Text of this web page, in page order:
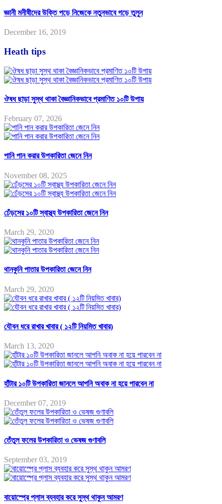
জ্ঞানী মনীষীদের উক্তি পড়ে নিজেকে নতুনভাবে গড়ে তুলুন
December 16, 2019
Heath tips
ঔষধ ছাড়া সুস্থ থাকা বৈজ্ঞানিকভাবে প্রমাণিত ১০টি উপায়
February 07, 2026
পানি পান করার উপকারিতা জেনে নিন
November 08, 2025
ঢেঁড়সের ১০টি স্বাস্থ্য উপকারিতা জেনে নিন
March 29, 2020
থানকুনি পাতার উপকারিতা জেনে নিন
March 29, 2020
যৌবন ধরে রাখার খাবার ( ১২টি নিয়মিত খাবার)
March 13, 2020
হাঁটার ১০টি উপকারিতা জানলে আপনি অবাক না হয়ে পারবেন না
December 07, 2019
তেঁতুল ফলের উপকারিতা ও ভেষজ গুণাবলি
September 03, 2019
বায়োস্প্রে প্লাস ব্যবহার করে সুস্থ থাকুন আমরণ